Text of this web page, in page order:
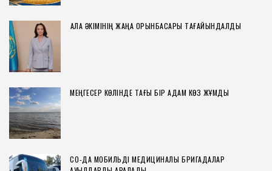
ҚАЛА ӘКІМІНІҢ ЖАҢА ОРЫНБАСАРЫ ТАҒАЙЫНДАЛДЫ
МЕҢГЕСЕР КӨЛІНДЕ ТАҒЫ БІР АДАМ КӨЗ ЖҰМДЫ
СҚО-ДА МОБИЛЬДІ МЕДИЦИНАЛЫҚ БРИГАДАЛАР